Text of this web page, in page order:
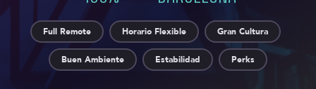
Full Remote Horario Flexible Gran Cultura
Buen Ambiente Estabilidad Perks